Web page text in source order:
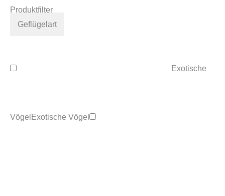
Produktfilter
Geflügelart
Exotische
Vögel Exotische Vögel